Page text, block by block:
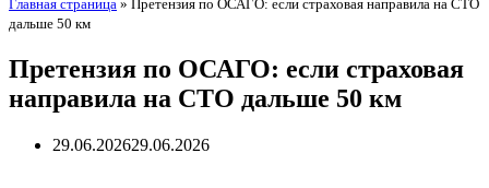
Главная страница » Претензия по ОСАГО: если страховая направила на СТО
дальше 50 км
Претензия по ОСАГО: если страховая
направила на СТО дальше 50 км
29.06.202629.06.2026